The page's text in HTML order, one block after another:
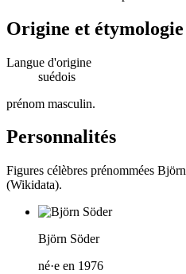
Origine et étymologie
Langue d'origine
suédois
prénom masculin.
Personnalités
Figures célèbres prénommées Björn
(Wikidata).
Björn Söder
né·e en 1976